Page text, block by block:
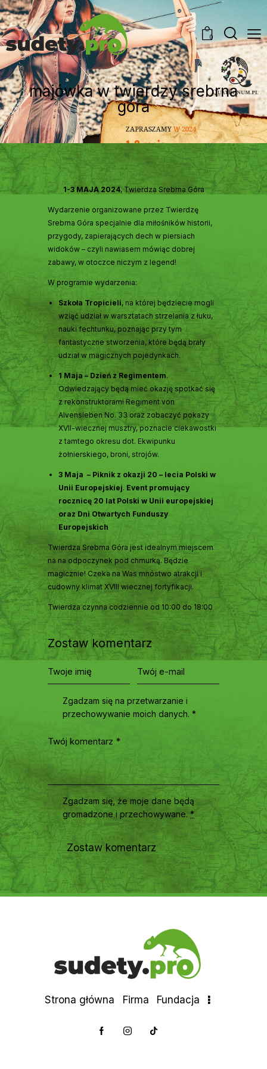
0
majówka w twierdzy srebrna
góra
1-3 MAJA 2024, Twierdza Srebrna Góra
Wydarzenie organizowane przez Twierdzę
Srebrna Góra specjalnie dla miłośników historii,
przygody, zapierających dech w piersiach
widoków – czyli nawiasem mówiąc dobrej
zabawy, w otoczce niczym z legend!
W programie wydarzenia:
Szkoła Tropicieli, na której będziecie mogli
wziąć udział w warsztatach strzelania z łuku,
nauki fechtunku, poznając przy tym
fantastyczne stworzenia, które będą brały
udział w magicznych pojedynkach.
1 Maja – Dzień z Regimentem.
Odwiedzający będą mieć okazję spotkać się
z rekonstruktorami Regiment von
Alvensleben No. 33 oraz zobaczyć pokazy
XVII-wiecznej musztry, poznacie ciekawostki
z tamtego okresu dot. Ekwipunku
żołnierskiego, broni, strojów.
3 Maja – Piknik z okazji 20 – lecia Polski w
Unii Europejskiej. Event promujący
rocznicę 20 lat Polski w Unii europejskiej
oraz Dni Otwartych Funduszy
Europejskich
Twierdza Srebrna Góra jest idealnym miejscem
na na odpoczynek pod chmurką. Będzie
magicznie! Czeka na Was mnóstwo atrakcji i
cudowny klimat XVIII wiecznej fortyfikacji.
Twierdza czynna codziennie od 10:00 do 18:00
Zostaw komentarz
Zgadzam się na przetwarzanie i
przechowywanie moich danych. *
Zgadzam się, że moje dane będą
gromadzone i przechowywane.*
Strona główna Firma Fundacja